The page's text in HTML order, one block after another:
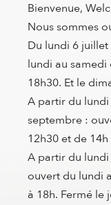
Bienvenue,
Nous sommes
Du lundi 6
lundi au samedi
18h30. Et le
A partir du
septembre :
12h30 et de 14h
A partir du
ouvert du lundi
à 18h. Fermé le